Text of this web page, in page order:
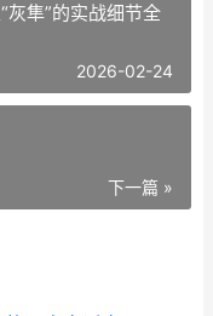
灰隼”的实战细节全
2026-02-24
下一篇 »